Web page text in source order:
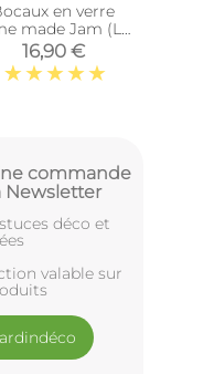
en verre
made Jam (Lot
de 12)
16,90 €
commande
Newsletter
déco et
valable sur